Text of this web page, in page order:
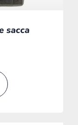
sacca